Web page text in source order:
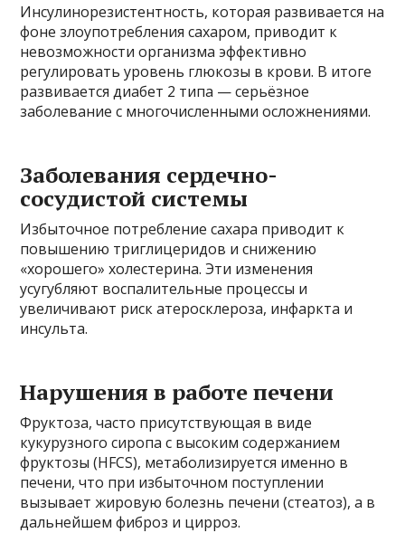
Инсулинорезистентность, которая развивается на
фоне злоупотребления сахаром, приводит к
невозможности организма эффективно
регулировать уровень глюкозы в крови. В итоге
развивается диабет 2 типа — серьёзное
заболевание с многочисленными осложнениями.
Заболевания сердечно-
сосудистой системы
Избыточное потребление сахара приводит к
повышению триглицеридов и снижению
«хорошего» холестерина. Эти изменения
усугубляют воспалительные процессы и
увеличивают риск атеросклероза, инфаркта и
инсульта.
Нарушения в работе печени
Фруктоза, часто присутствующая в виде
кукурузного сиропа с высоким содержанием
фруктозы (HFCS), метаболизируется именно в
печени, что при избыточном поступлении
вызывает жировую болезнь печени (стеатоз), а в
дальнейшем фиброз и цирроз.